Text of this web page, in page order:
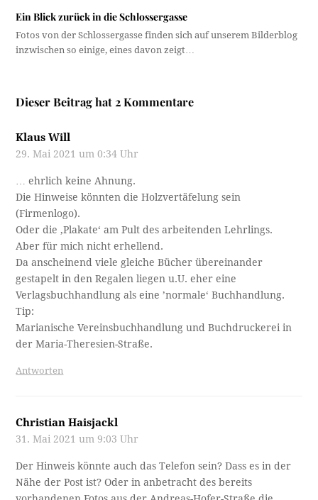
Ein Blick zurück in die Schlossergasse
Fotos von der Schlossergasse finden sich auf unserem Bilderblog
inzwischen so einige, eines davon zeigt…
Dieser Beitrag hat 2 Kommentare
Klaus Will
29. Mai 2021 um 0:34 Uhr
… ehrlich keine Ahnung.
Die Hinweise könnten die Holzvertäfelung sein
(Firmenlogo).
Oder die ‚Plakate‘ am Pult des arbeitenden Lehrlings.
Aber für mich nicht erhellend.
Da anscheinend viele gleiche Bücher übereinander
gestapelt in den Regalen liegen u.U. eher eine
Verlagsbuchhandlung als eine ’normale‘ Buchhandlung.
Tip:
Marianische Vereinsbuchhandlung und Buchdruckerei in
der Maria-Theresien-Straße.
Antworten
Christian Haisjackl
31. Mai 2021 um 9:03 Uhr
Der Hinweis könnte auch das Telefon sein? Dass es in der
Nähe der Post ist? Oder in anbetracht des bereits